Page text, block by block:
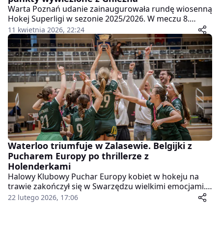
Warta Poznań udanie zainaugurowała rundę wiosenną
Hokej Superligi w sezonie 2025/2026. W meczu 8.
kolejki zieloni pokonali na wyjeździe Stellę Gniezno,
sięgając po komplet punktów w spotkaniu
rozegranym na stadionie GOSiR przy ul. Sportowej.
11 kwietnia 2026, 22:24
Waterloo triumfuje w Zalasewie. Belgijki z
Pucharem Europy po thrillerze z
Holenderkami
Halowy Klubowy Puchar Europy kobiet w hokeju na
trawie zakończył się w Swarzędzu wielkimi emocjami.
W finałowym starciu belgijski Waterloo Ducks HC
22 lutego 2026, 17:06